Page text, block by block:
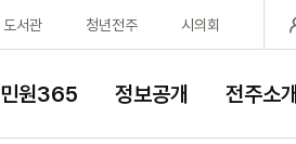
도서관 청년전주 시의회
민원365 정보공개 전주소개